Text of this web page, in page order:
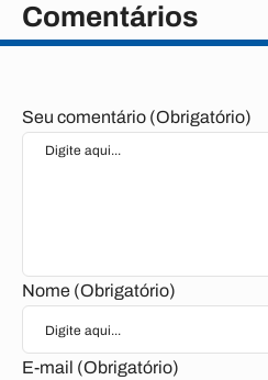
Comentários
Seu comentário (Obrigatório)
Nome (Obrigatório)
E-mail (Obrigatório)